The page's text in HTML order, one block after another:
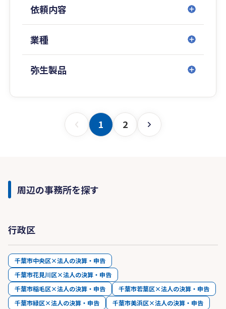
依頼内容
業種
弥生製品
1 2
周辺の事務所を探す
行政区
千葉市中央区×法人の決算・申告
千葉市花見川区×法人の決算・申告
千葉市稲毛区×法人の決算・申告
千葉市若葉区×法人の決算・申告
千葉市緑区×法人の決算・申告
千葉市美浜区×法人の決算・申告